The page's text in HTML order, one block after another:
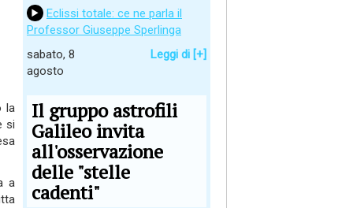
la
si
a
Eclissi totale: ce ne parla il
Professor Giuseppe Sperlinga
sabato, 8
agosto
Leggi di [+]
Il gruppo astrofili
Galileo invita
all'osservazione
delle "stelle
cadenti"